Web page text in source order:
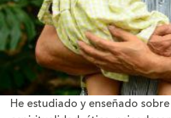
He estudiado y enseñado